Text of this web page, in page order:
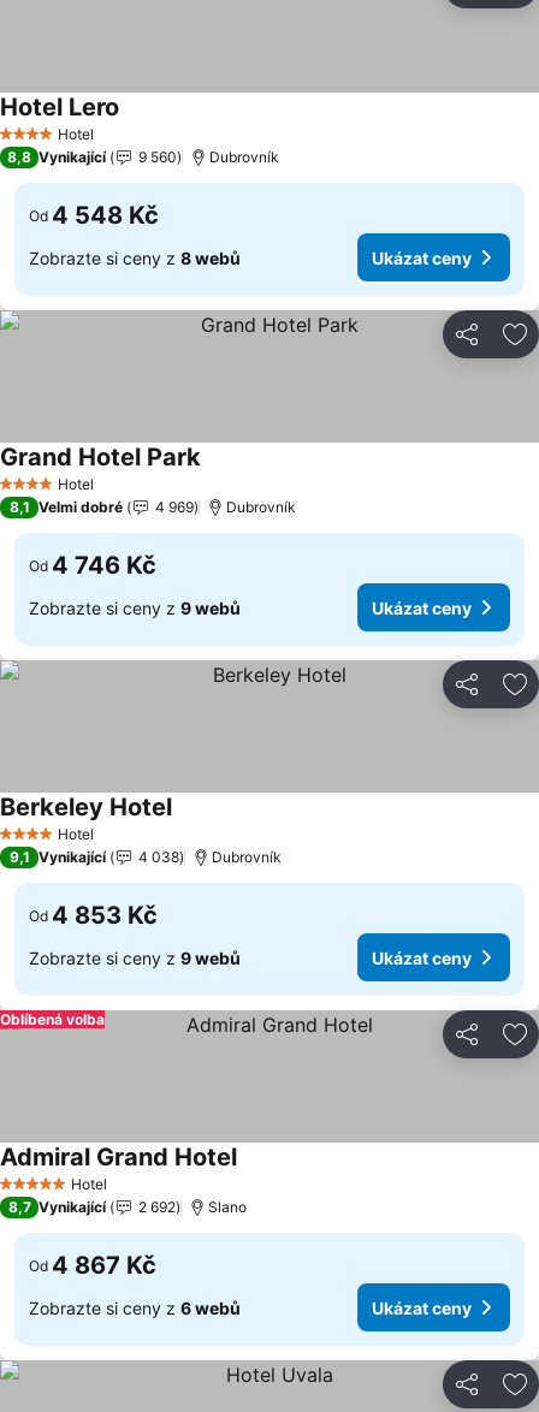
4 Počet hvězdiček
Hotel
Hotel Lero
8,8 Vynikající 9 560 Dubrovník
Od 4 548 Kč
Zobrazte si ceny z 8 webů Ukázat ceny
Sdílet
4 Počet hvězdiček
Hotel
Grand Hotel ParkUkázat ceny
8,1 Velmi dobré 4 969 Dubrovník
Od 4 746 Kč
Zobrazte si ceny z 9 webů Ukázat ceny
Sdílet
4 Počet hvězdiček
Hotel
Berkeley HotelUkázat ceny
9,1 Vynikající 4 038 Dubrovník
Od 4 853 Kč
Zobrazte si ceny z 9 webů Ukázat ceny
Sdílet
Oblíbená volba
5 Počet hvězdiček
Hotel
Admiral Grand HotelUkázat ceny
8,7 Vynikající 2 692 Slano
Od 4 867 Kč
Zobrazte si ceny z 6 webů Ukázat ceny
Sdílet